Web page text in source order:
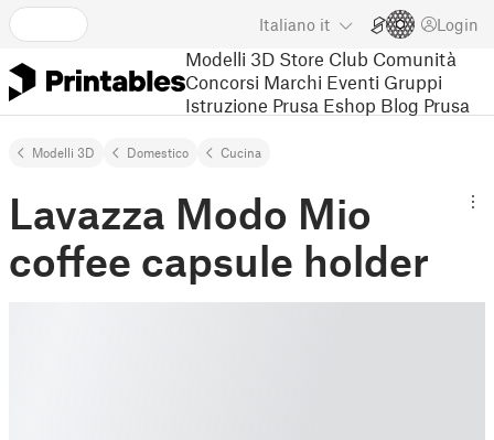
Italiano it Login
Modelli 3D Store Club Comunità
Concorsi Marchi Eventi Gruppi
Istruzione Prusa Eshop Blog Prusa
Modelli 3D Domestico Cucina
Lavazza Modo Mio
coffee capsule holder